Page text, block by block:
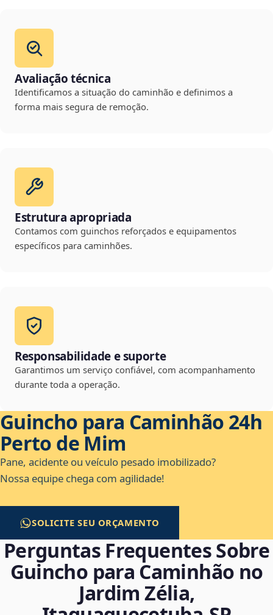
Avaliação técnica
Identificamos a situação do caminhão e definimos a
forma mais segura de remoção.
Estrutura apropriada
Contamos com guinchos reforçados e equipamentos
específicos para caminhões.
Responsabilidade e suporte
Garantimos um serviço confiável, com acompanhamento
durante toda a operação.
Guincho para Caminhão 24h
Perto de Mim
Pane, acidente ou veículo pesado imobilizado?
Nossa equipe chega com agilidade!
SOLICITE SEU ORÇAMENTO
Perguntas Frequentes Sobre
Guincho para Caminhão no
Jardim Zélia,